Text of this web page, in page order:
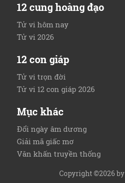
12 cung hoàng đạo
Tử vi hôm nay
Tử vi 2026
12 con giáp
Tử vi trọn đời
Tử vi 12 con giáp 2026
Mục khác
Đổi ngày âm dương
Giải mã giấc mơ
Văn khấn truyền thống
Copyright ©2026 by